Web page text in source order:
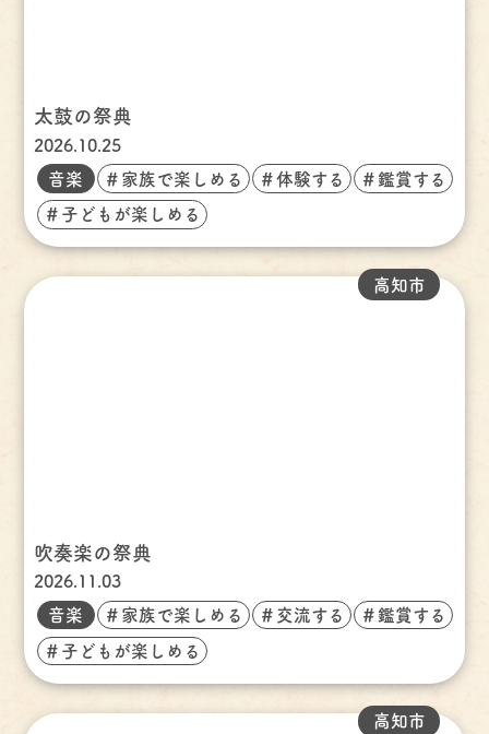
太鼓の祭典
2026.10.25
音楽 ＃家族で楽しめる ＃体験する ＃鑑賞する
＃子どもが楽しめる
吹奏楽の祭典
2026.11.03
高知市
音楽 ＃家族で楽しめる ＃交流する ＃鑑賞する
＃子どもが楽しめる
高知市